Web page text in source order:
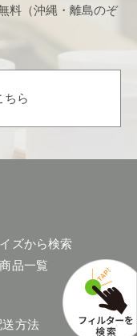
料（沖縄・離島のぞ
ら
ズから検索
商品一覧
送方法